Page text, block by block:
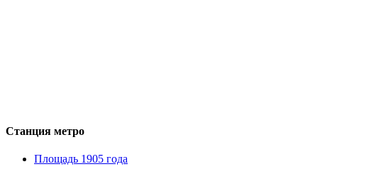
Станция метро
Площадь 1905 года